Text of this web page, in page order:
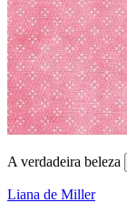
A verdadeira beleza
Liana de Miller